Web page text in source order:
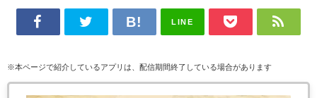
LINE
※本ページで紹介しているアプリは、配信期間終了している場合があります